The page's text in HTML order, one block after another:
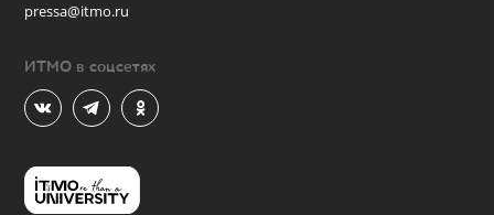
pressa@itmo.ru
ИТМО в соцсетях